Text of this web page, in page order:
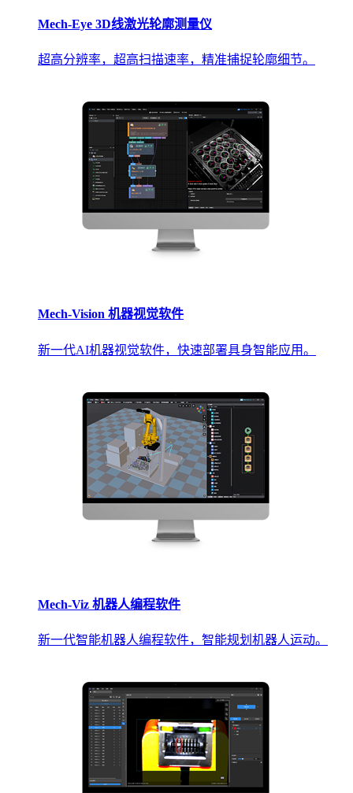
Mech-Eye 3D线激光轮廓测量仪
超高分辨率，超高扫描速率，精准捕捉轮廓细节。
Mech-Vision 机器视觉软件
新一代AI机器视觉软件，快速部署具身智能应用。
Mech-Viz 机器人编程软件
新一代智能机器人编程软件，智能规划机器人运动。